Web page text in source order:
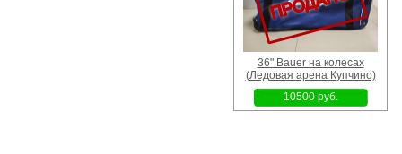
36" Bauer на колесах
(Ледовая арена Купчино)
10500 руб.